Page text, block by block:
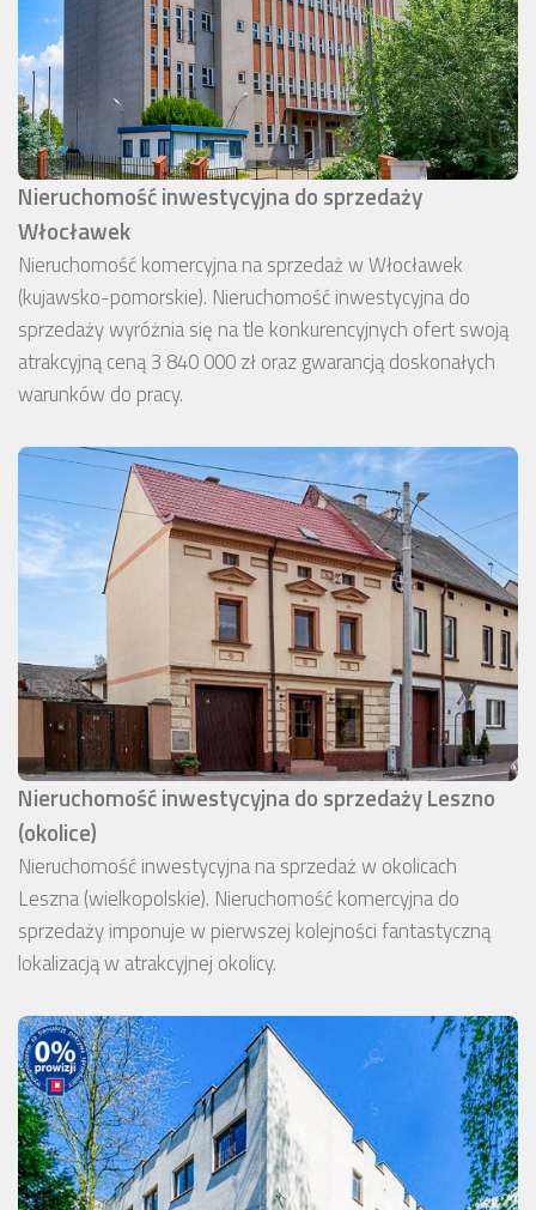
Nieruchomość inwestycyjna do sprzedaży
Włocławek
Nieruchomość komercyjna na sprzedaż w Włocławek
(kujawsko-pomorskie). Nieruchomość inwestycyjna do
sprzedaży wyróżnia się na tle konkurencyjnych ofert swoją
atrakcyjną ceną 3 840 000 zł oraz gwarancją doskonałych
warunków do pracy.
Nieruchomość inwestycyjna do sprzedaży Leszno
(okolice)
Nieruchomość inwestycyjna na sprzedaż w okolicach
Leszna (wielkopolskie). Nieruchomość komercyjna do
sprzedaży imponuje w pierwszej kolejności fantastyczną
lokalizacją w atrakcyjnej okolicy.